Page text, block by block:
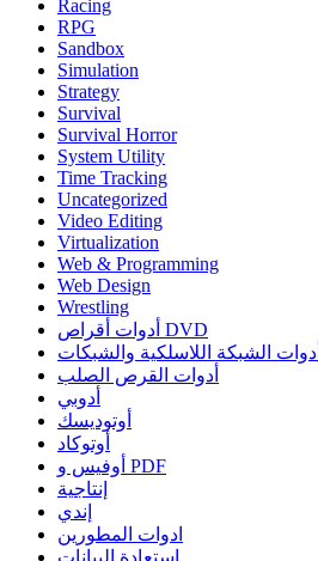
Racing
RPG
Sandbox
Simulation
Strategy
Survival
Survival Horror
System Utility
Time Tracking
Uncategorized
Video Editing
Virtualization
Web & Programming
Web Design
Wrestling
أدوات أقراص DVD
أدوات الشبكة اللاسلكية والشبكات
أدوات القرص الصلب
أدوبي
أوتوديسك
أوتوكاد
أوفيس و PDF
إنتاجية
إندي
ادوات المطورين
استعادة البيانات